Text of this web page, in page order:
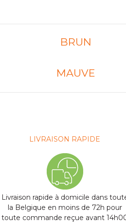
BRUN
MAUVE
LIVRAISON RAPIDE
Livraison rapide à domicile dans
la Belgique en moins de 72h pour
toute commande reçue avant